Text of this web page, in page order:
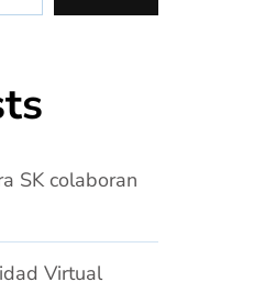
SK colaboran
Virtual